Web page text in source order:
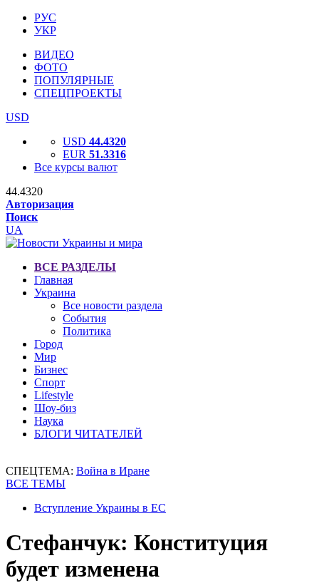
РУС
УКР
ВИДЕО
ФОТО
ПОПУЛЯРНЫЕ
СПЕЦПРОЕКТЫ
USD
USD 44.4320
EUR 51.3316
Все курсы валют
44.4320
Авторизация
Поиск
UA
ВСЕ РАЗДЕЛЫ
Главная
Украина
Все новости раздела
События
Политика
Город
Мир
Бизнес
Спорт
Lifestyle
Шоу-биз
Наука
БЛОГИ ЧИТАТЕЛЕЙ
СПЕЦТЕМА: Война в Иране
ВСЕ ТЕМЫ
Вступление Украины в ЕС
Стефанчук: Конституция
будет изменена